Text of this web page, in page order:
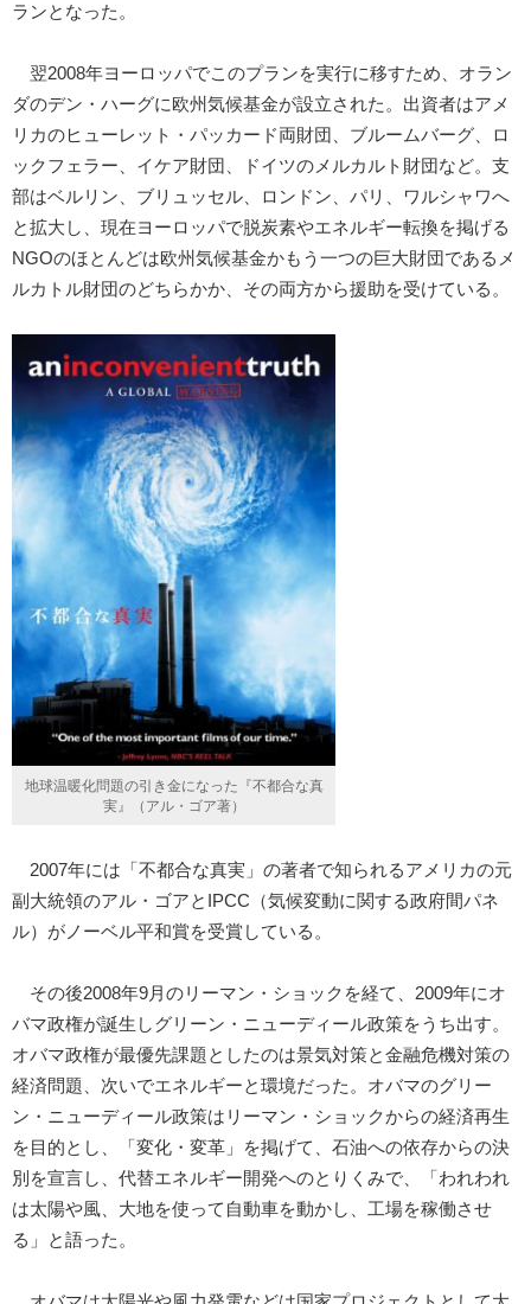
ランとなった。
翌2008年ヨーロッパでこのプランを実行に移すため、オラン
ダのデン・ハーグに欧州気候基金が設立された。出資者はアメ
リカのヒューレット・パッカード両財団、ブルームバーグ、ロ
ックフェラー、イケア財団、ドイツのメルカルト財団など。支
部はベルリン、ブリュッセル、ロンドン、パリ、ワルシャワへ
と拡大し、現在ヨーロッパで脱炭素やエネルギー転換を掲げる
NGOのほとんどは欧州気候基金かもう一つの巨大財団であるメ
ルカトル財団のどちらかか、その両方から援助を受けている。
地球温暖化問題の引き金になった『不都合な真
実』（アル・ゴア著）
2007年には「不都合な真実」の著者で知られるアメリカの元
副大統領のアル・ゴアとIPCC（気候変動に関する政府間パネ
ル）がノーベル平和賞を受賞している。
その後2008年9月のリーマン・ショックを経て、2009年にオ
バマ政権が誕生しグリーン・ニューディール政策をうち出す。
オバマ政権が最優先課題としたのは景気対策と金融危機対策の
経済問題、次いでエネルギーと環境だった。オバマのグリー
ン・ニューディール政策はリーマン・ショックからの経済再生
を目的とし、「変化・変革」を掲げて、石油への依存からの決
別を宣言し、代替エネルギー開発へのとりくみで、「われわれ
は太陽や風、大地を使って自動車を動かし、工場を稼働させ
る」と語った。